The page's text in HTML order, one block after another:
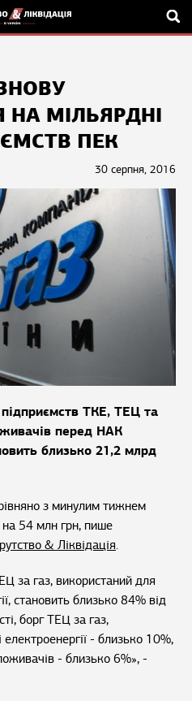
МІЛЬЯРДНІ
ПЕК
30 серпня, 2016
ТКЕ, ТЕЦ та
перед НАК
близько 21,2 млрд
з минулим тижнем
на 54 млн грн, пише
& Ліквідація.
за газ, використаний для
становить близько 84% від
борг ТЕЦ за газ,
- близько 10%,
- близько 6%», -